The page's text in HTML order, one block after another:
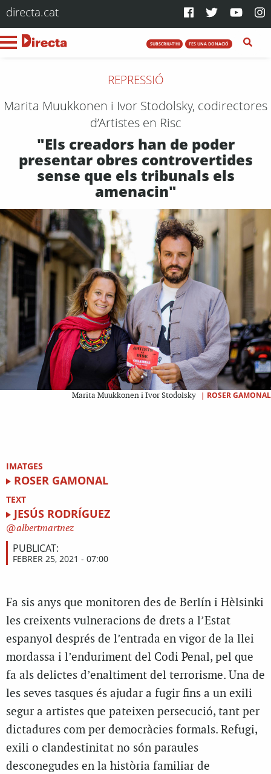
directa.cat
SUBSCRIU-T'HI FES UNA DONACIÓ
REPRESSIÓ
Marita Muukkonen i Ivor Stodolsky, codirectores
d’Artistes en Risc
"Els creadors han de poder
presentar obres controvertides
sense que els tribunals els
amenacin"
Marita Muukkonen i Ivor Stodolsky | ROSER GAMONAL
IMATGES
ROSER GAMONAL
TEXT
JESÚS RODRÍGUEZ
albertmartnez
PUBLICAT:
FEBRER 25, 2021 - 07:00
Fa sis anys que monitoren des de Berlín i Hèlsinki
les creixents vulneracions de drets a l’Estat
espanyol després de l’entrada en vigor de la llei
mordassa i l’enduriment del Codi Penal, pel que
fa als delictes d’enaltiment del terrorisme. Una de
les seves tasques és ajudar a fugir fins a un exili
segur a artistes que pateixen persecució, tant per
dictadures com per democràcies formals. Refugi,
exili o clandestinitat no són paraules
desconegudes en la història familiar de